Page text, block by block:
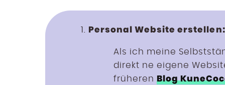
Personal Website erstellen:
Als ich meine
direkt ne eigene
früherenBlog